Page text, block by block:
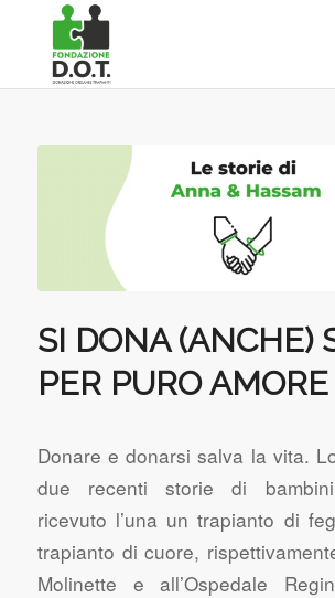
SI DONA (ANCHE)
PER PURO AMORE
Donare e donarsi salva la vita.
due recenti storie di
ricevuto l’una un trapianto di
trapianto di cuore,
Molinette e all’Ospedale